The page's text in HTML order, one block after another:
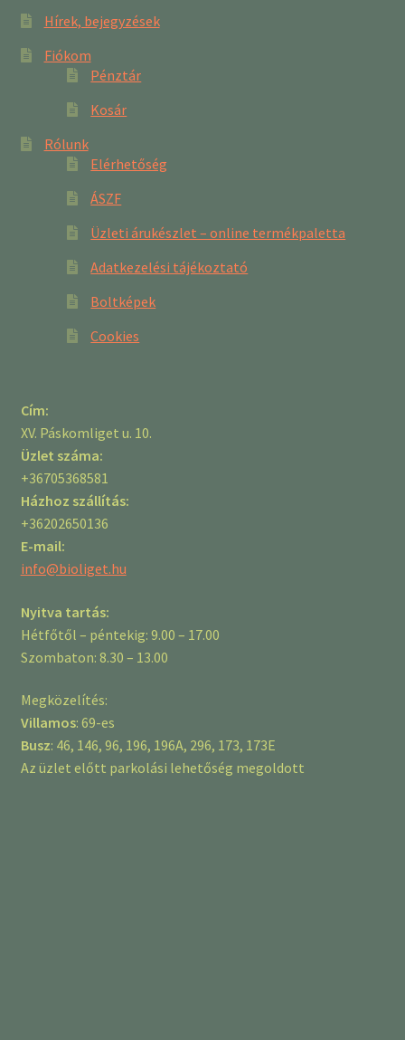
Hírek, bejegyzések
Fiókom
Pénztár
Kosár
Rólunk
Elérhetőség
ÁSZF
Üzleti árukészlet – online termékpaletta
Adatkezelési tájékoztató
Boltképek
Cookies
Cím:
XV. Páskomliget u. 10.
Üzlet száma:
+36705368581
Házhoz szállítás:
+36202650136
E-mail:
info@bioliget.hu
Nyitva tartás:
Hétfőtől – péntekig: 9.00 – 17.00
Szombaton: 8.30 – 13.00
Megközelítés:
Villamos: 69-es
Busz: 46, 146, 96, 196, 196A, 296, 173, 173E
Az üzlet előtt parkolási lehetőség megoldott